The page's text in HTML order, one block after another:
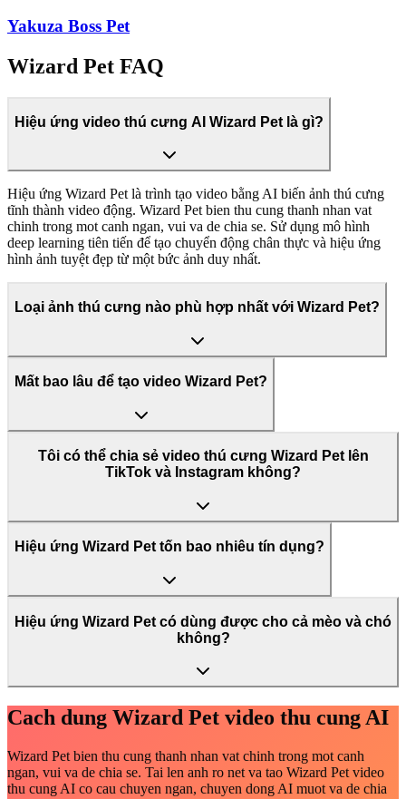
Yakuza Boss Pet
Wizard Pet FAQ
Hiệu ứng video thú cưng AI Wizard Pet là gì?
Hiệu ứng Wizard Pet là trình tạo video bằng AI biến ảnh thú cưng
tĩnh thành video động. Wizard Pet bien thu cung thanh nhan vat
chinh trong mot canh ngan, vui va de chia se. Sử dụng mô hình
deep learning tiên tiến để tạo chuyển động chân thực và hiệu ứng
hình ảnh tuyệt đẹp từ một bức ảnh duy nhất.
Loại ảnh thú cưng nào phù hợp nhất với Wizard Pet?
Mất bao lâu để tạo video Wizard Pet?
Tôi có thể chia sẻ video thú cưng Wizard Pet lên
TikTok và Instagram không?
Hiệu ứng Wizard Pet tốn bao nhiêu tín dụng?
Hiệu ứng Wizard Pet có dùng được cho cả mèo và chó
không?
Cach dung Wizard Pet video thu cung AI
Wizard Pet bien thu cung thanh nhan vat chinh trong mot canh
ngan, vui va de chia se. Tai len anh ro net va tao Wizard Pet video
thu cung AI co cau chuyen ngan, chuyen dong AI muot va de chia